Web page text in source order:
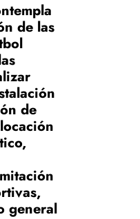
de las
de
general